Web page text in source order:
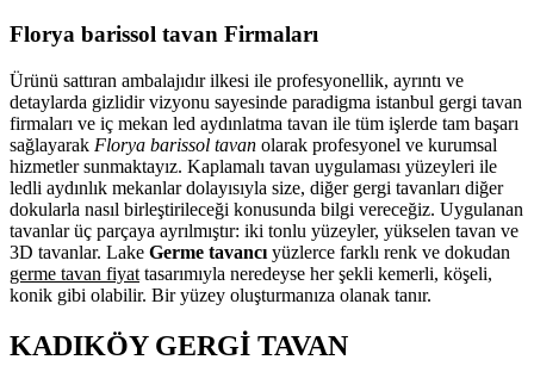
Florya barissol tavan Firmaları
Ürünü sattıran ambalajıdır ilkesi ile profesyonellik, ayrıntı ve
detaylarda gizlidir vizyonu sayesinde paradigma istanbul gergi tavan
firmaları ve iç mekan led aydınlatma tavan ile tüm işlerde tam başarı
sağlayarak Florya barissol tavan olarak profesyonel ve kurumsal
hizmetler sunmaktayız. Kaplamalı tavan uygulaması yüzeyleri ile
ledli aydınlık mekanlar dolayısıyla size, diğer gergi tavanları diğer
dokularla nasıl birleştirileceği konusunda bilgi vereceğiz. Uygulanan
tavanlar üç parçaya ayrılmıştır: iki tonlu yüzeyler, yükselen tavan ve
3D tavanlar. Lake Germe tavancı yüzlerce farklı renk ve dokudan
germe tavan fiyat tasarımıyla neredeyse her şekli kemerli, köşeli,
konik gibi olabilir. Bir yüzey oluşturmanıza olanak tanır.
KADIKÖY GERGİ TAVAN